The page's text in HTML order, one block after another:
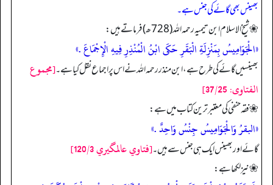
بھینس بھی گائے کی جنس ہے۔
❀ شیخ الاسلام ابن تیمیہ رحمہ اللہ (728ھ) فرماتے ہیں:
«الْجَوَامِيسُ بِمَنْزِلَةِ الْبَقَرِ حَكَى ابْنُ الْمُنْذِرِ فِيهِ الْإِجْمَاعَ .»
بھینسیں گائے کی طرح ہے، ابن منذر رحمہ اللہ نے اس پر اجماع نقل کیا ہے۔[مجموع
الفتاوى: 37/25]
❀ فقہ حنفی کی معتبر ترین کتاب میں ہے:
«البقرُ وَالْجَوَامِيسُ جِنْسُ وَاحِدٌ .»
گائے اور بھینس ایک ہی جنس سے ہیں۔[فتاوي عالمگيري 120/3]
❀ نیز لکھا ہے: